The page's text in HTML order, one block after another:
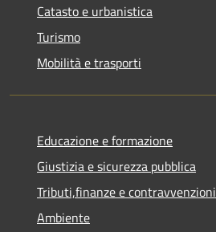
Catasto e urbanistica
Turismo
Mobilità e trasporti
Educazione e formazione
Giustizia e sicurezza pubblica
Tributi,finanze e contravvenzioni
Ambiente